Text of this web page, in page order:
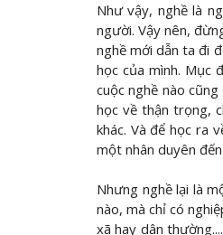
Như vậy, nghề là
người. Vậy nên,
nghề mới dẫn ta đi
học của mình. Mục
cuộc nghề nào
học về thận trọng,
khác. Và để học ra
một nhân duyên
Nhưng nghề lại là
nào, mà chỉ có
xã hay dân